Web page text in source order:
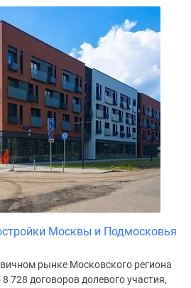
Москвы и Подмосковья
рынке Московского региона
728 договоров долевого участия,